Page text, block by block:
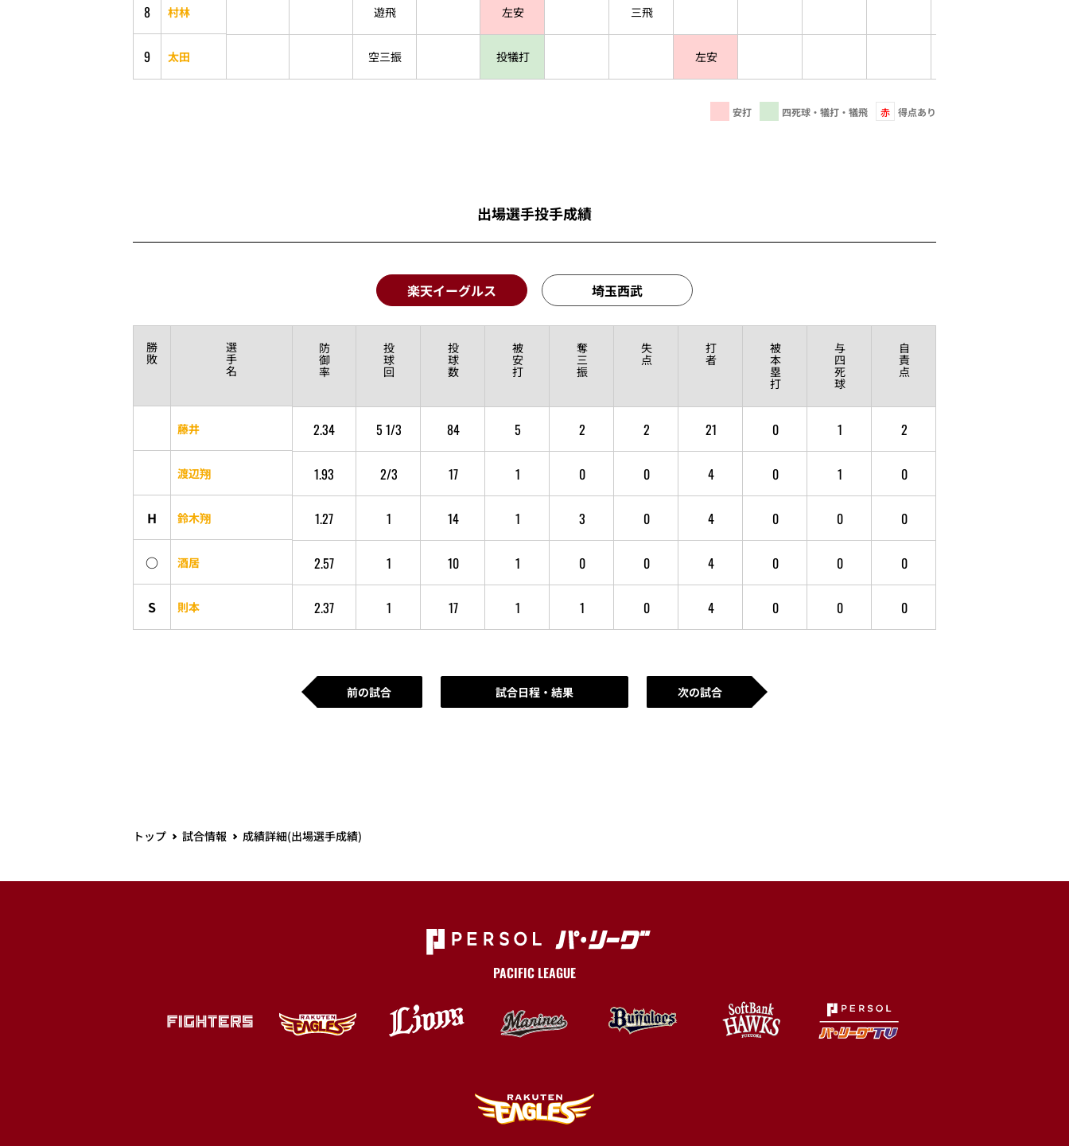
8 村林 遊飛 左安 三飛
9 太田 空三振 投犠打 左安
安打 四死球・犠打・犠飛 赤 得点あり
出場選手投手成績
楽天イーグルス 埼玉西武
勝
敗
選
手
名
防
御
率
投
球
回
投
球
数
被
安
打
奪
三
振
失
点
打
者
被
本
塁
打
与
四
死
球
自
責
点
藤井 2.34 5 1/3 84 5 2 2 21 0 1 2
渡辺翔 1.93 2/3 17 1 0 0 4 0 1 0
H 鈴木翔 1.27 1 14 1 3 0 4 0 0 0
○ 酒居 2.57 1 10 1 0 0 4 0 0 0
S 則本 2.37 1 17 1 1 0 4 0 0 0
前の試合 試合日程・結果 次の試合
トップ 試合情報 成績詳細(出場選手成績)
PACIFIC LEAGUE